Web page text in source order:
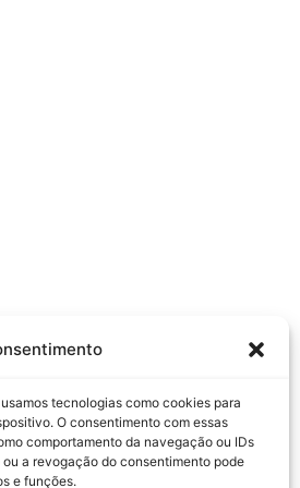
tecnologias como cookies para
O consentimento com essas
comportamento da navegação ou IDs
a revogação do consentimento pode
e funções.